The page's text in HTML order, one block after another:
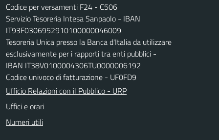
Codice per versamenti F24 - C506
Servizio Tesoreria Intesa Sanpaolo - IBAN
IT93F0306952910100000046009
Tesoreria Unica presso la Banca d'Italia da utilizzare
esclusivamente per i rapporti tra enti pubblici -
IBAN IT38V0100004306TU0000006192
Codice univoco di fatturazione - UF0FD9
Ufficio Relazioni con il Pubblico - URP
Uffici e orari
Numeri utili